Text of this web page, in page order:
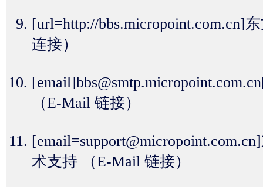
[url=http://
连接）
（E-Mail 链接）
术支持 （E-Mail 链接）